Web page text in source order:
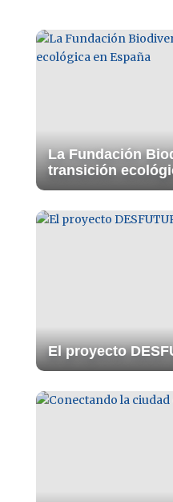
La Fundación
transición
El proyecto